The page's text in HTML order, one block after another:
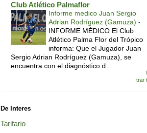
Club Atlético Palmaflor
Informe medico Juan Sergio
Adrian Rodríguez (Gamuza) -
INFORME MÉDICO El Club
Atlético Palma Flor del Trópico
informa: Que el Jugador Juan
Sergio Adrian Rodríguez (Gamuza), se
encuentra con el diagnóstico d...
trar
De Interes
Tarifario